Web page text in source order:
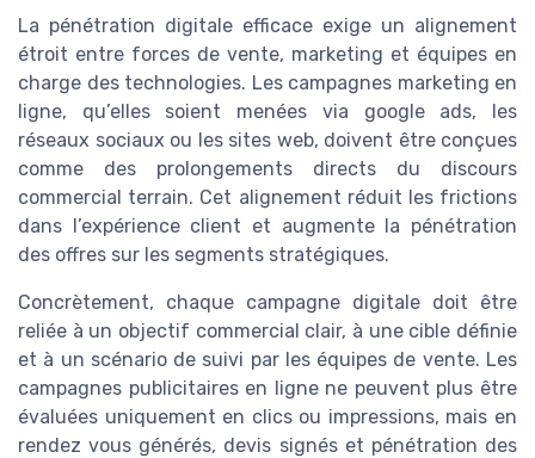
La pénétration digitale efficace exige un alignement
étroit entre forces de vente, marketing et équipes en
charge des technologies. Les campagnes marketing en
ligne, qu’elles soient menées via google ads, les
réseaux sociaux ou les sites web, doivent être conçues
comme des prolongements directs du discours
commercial terrain. Cet alignement réduit les frictions
dans l’expérience client et augmente la pénétration
des offres sur les segments stratégiques.
Concrètement, chaque campagne digitale doit être
reliée à un objectif commercial clair, à une cible définie
et à un scénario de suivi par les équipes de vente. Les
campagnes publicitaires en ligne ne peuvent plus être
évaluées uniquement en clics ou impressions, mais en
rendez vous générés, devis signés et pénétration des